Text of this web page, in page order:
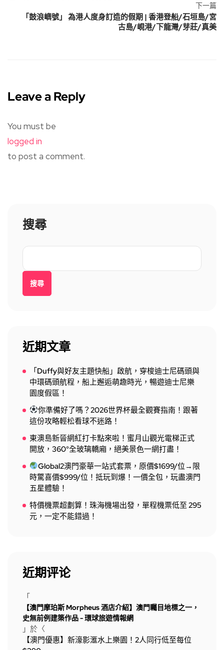
下一篇
「鼓浪嶼號」 為港人度身訂造的假期 | 香港登船/石垣島/宮
古島/峴港/下龍灣/芽莊/真美
Leave a Reply
You must be
logged in
to post a comment.
搜尋
搜尋
近期文章
「Duffy與好友主題快船」啟航，穿梭迪士尼碼頭與
中環碼頭航程，船上邂逅萌趣時光，暢遊迪士尼樂
園度假區！
你準備好了嗎？2026世界杯最全觀賽指南！跟著
這份攻略輕松看球不迷路！
東澳島新晉網紅打卡點來啦！蜜月山觀光電梯正式
開放，360°全玻璃轎廂，絕美景色一網打盡！
Global2澳門豪華一站式套票，原價$1699/位→限
時驚喜價$999/位！抵玩到爆！一價全包，玩盡澳門
五星體驗！
特價機票超劃算！珠海機場出發，單程機票低至 295
元，一定不能錯過！
近期评论
「
【澳門摩珀斯 Morpheus 酒店介紹】澳門矚目地標之一，
史無前例建築作品 - 環球旅遊情報網
」於〈
【澳門優惠】新濠影滙水上樂園！2人同行低至每位